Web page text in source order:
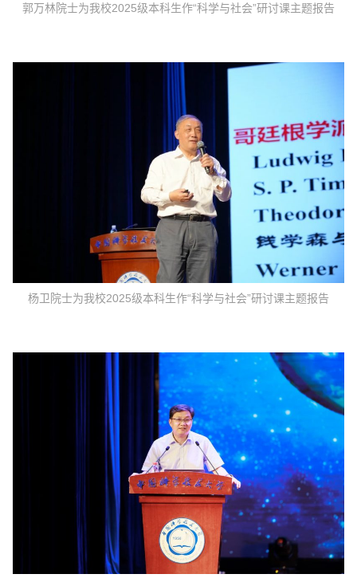
郭万林院士为我校2025级本科生作“科学与社会”研讨课主题报告
杨卫院士为我校2025级本科生作“科学与社会”研讨课主题报告